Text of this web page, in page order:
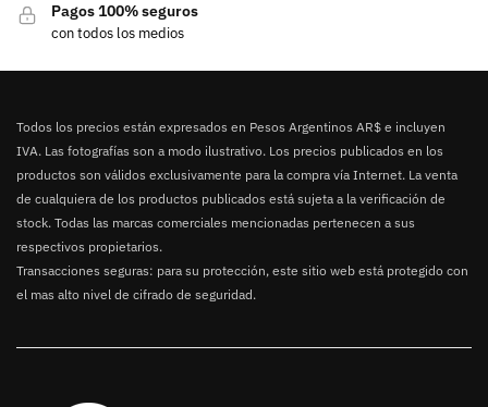
Pagos 100% seguros
con todos los medios
Todos los precios están expresados en Pesos Argentinos AR$ e incluyen
IVA. Las fotografías son a modo ilustrativo. Los precios publicados en los
productos son válidos exclusivamente para la compra vía Internet. La venta
de cualquiera de los productos publicados está sujeta a la verificación de
stock. Todas las marcas comerciales mencionadas pertenecen a sus
respectivos propietarios.
Transacciones seguras: para su protección, este sitio web está protegido con
el mas alto nivel de cifrado de seguridad.